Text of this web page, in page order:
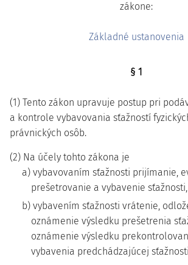
zákone:
Základné ustanovenia
§ 1
(1) Tento zákon upravuje postup pri
a kontrole vybavovania sťažností
právnických osôb.
(2) Na účely tohto zákona je
a) vybavovaním sťažnosti prijímanie,
prešetrovanie a vybavenie sťažnosti,
b) vybavením sťažnosti vrátenie,
oznámenie výsledku prešetrenia
oznámenie výsledku
vybavenia predchádzajúcej